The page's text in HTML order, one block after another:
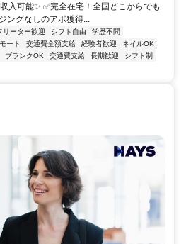
入可能✨ ✅完全在宅！全国どこからでも
ングなしのアポ獲得...
リーター歓迎 シフト自由
学歴不問
ート 交通費全額支給 経験者歓迎
ネイルOK
ブランクOK 交通費支給 長期歓迎
シフト制